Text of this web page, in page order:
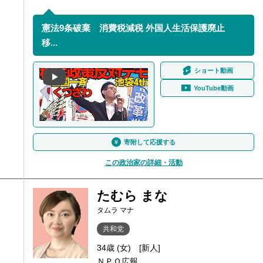
憲法9条破棄 消費税減税 外国人生活保護廃止
移...
ショート動画
YouTube動画
寄附して応援する
この政治家の詳細・活動
たむら まな
タムラ マナ
共和党
34歳 (女)
[新人]